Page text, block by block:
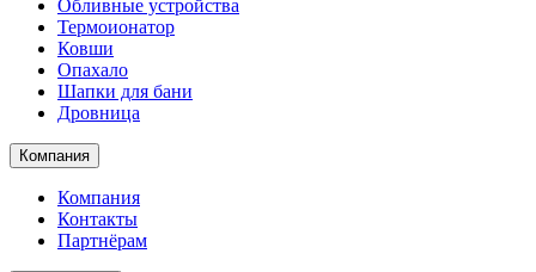
Обливные устройства
Термоионатор
Ковши
Опахало
Шапки для бани
Дровница
Компания
Компания
Контакты
Партнёрам